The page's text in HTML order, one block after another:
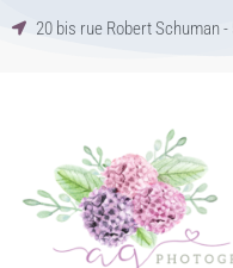
Aller
20 bis rue Robert Schuman -